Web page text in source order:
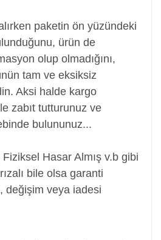
paketin ön yüzündeki
ürün de
olup olmadığını,
tam ve eksiksiz
Aksi halde kargo
zabıt tutturunuz ve
bulununuz...
Fiziksel Hasar Almış v.b gibi
bile olsa garanti
değişim veya iadesi